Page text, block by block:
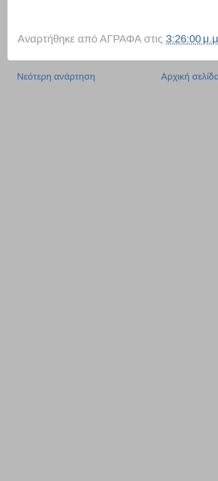
Αναρτήθηκε από ΑΓΡΑΦΑ στις 3:26:00
Νεότερη ανάρτηση Αρχική